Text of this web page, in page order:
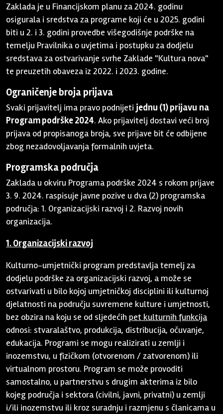
Zaklada je u Financijskom planu za 2024. godinu
osigurala i sredstva za programe koji će u 2025. godini
biti u 2. i 3. godini provedbe višegodišnje podrške na
temelju Pravilnika o uvjetima i postupku za dodjelu
sredstava za ostvarivanje svrhe Zaklade "Kultura nova"
te preuzetih obaveza iz 2022. i 2023. godine.
Ograničenje broja prijava
Svaki prijavitelj ima pravo podnijeti jednu (1) prijavu na
Program podrške 2024. Ako prijavitelj dostavi veći broj
prijava od propisanoga broja, sve prijave bit će odbijene
zbog nezadovoljavanja formalnih uvjeta.
Programska područja
Zaklada u okviru Programa podrške 2024 s rokom prijave
3. 9. 2024. raspisuje javne pozive u dva (2) programska
područja: 1. Organizacijski razvoj i 2. Razvoj novih
organizacija.
1. Organizacijski razvoj
Kulturno-umjetnički program predstavlja temelj za
dodjelu podrške za organizacijski razvoj, a može se
ostvarivati u bilo kojoj umjetničkoj disciplini ili kulturnoj
djelatnosti na području suvremene kulture i umjetnosti,
bez obzira na koju se od sljedećih pet kulturnih funkcija
odnosi: stvaralaštvo, produkcija, distribucija, očuvanje,
edukacija. Programi se mogu realizirati u zemlji i
inozemstvu, u fizičkom (otvorenom / zatvorenom) ili
virtualnom prostoru. Program se može provoditi
samostalno, u partnerstvu s drugim akterima iz bilo
kojeg područja i sektora (civilni, javni, privatni) u zemlji
i/ili inozemstvu ili kroz suradnju i razmjenu s članicama u